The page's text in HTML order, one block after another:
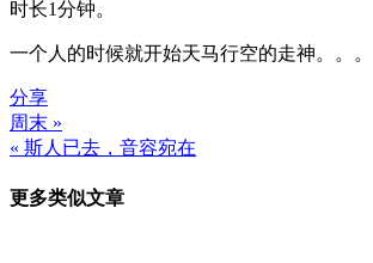
时长1分钟。
一个人的时候就开始天马行空的走神。。。
分享
文
章
导
周末 »
« 斯人已去，音容宛在
更多类似文章